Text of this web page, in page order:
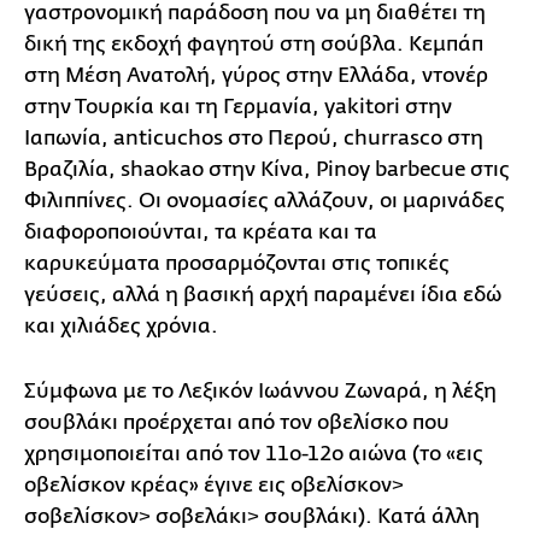
γαστρονομική παράδοση που να μη διαθέτει τη
δική της εκδοχή φαγητού στη σούβλα. Κεμπάπ
στη Μέση Ανατολή, γύρος στην Ελλάδα, ντονέρ
στην Τουρκία και τη Γερμανία, yakitori στην
Ιαπωνία, anticuchos στο Περού, churrasco στη
Βραζιλία, shaokao στην Κίνα, Pinoy barbecue στις
Φιλιππίνες. Οι ονομασίες αλλάζουν, οι μαρινάδες
διαφοροποιούνται, τα κρέατα και τα
καρυκεύματα προσαρμόζονται στις τοπικές
γεύσεις, αλλά η βασική αρχή παραμένει ίδια εδώ
και χιλιάδες χρόνια.
Σύμφωνα με το Λεξικόν Ιωάννου Ζωναρά, η λέξη
σουβλάκι προέρχεται από τον οβελίσκο που
χρησιμοποιείται από τον 11ο-12ο αιώνα (το «εις
οβελίσκον κρέας» έγινε εις οβελίσκον˃
σοβελίσκον˃ σοβελάκι˃ σουβλάκι). Κατά άλλη